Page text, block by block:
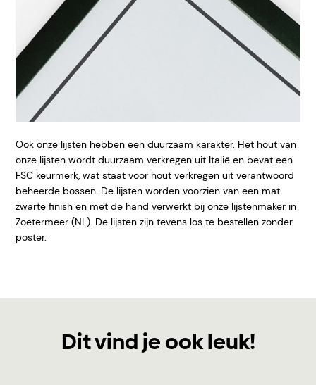
Ook onze lijsten hebben een duurzaam karakter. Het hout van
onze lijsten wordt duurzaam verkregen uit Italië en bevat een
FSC keurmerk, wat staat voor hout verkregen uit verantwoord
beheerde bossen. De lijsten worden voorzien van een mat
zwarte finish en met de hand verwerkt bij onze lijstenmaker in
Zoetermeer (NL). De lijsten zijn tevens los te bestellen zonder
poster.
Dit vind je ook leuk!